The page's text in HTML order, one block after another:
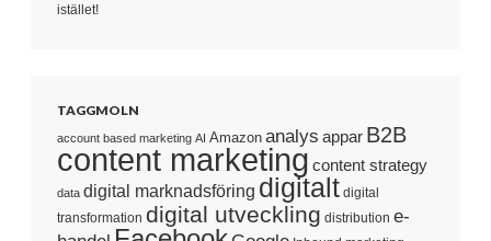
istället!
TAGGMOLN
account based marketing AI Amazon analys appar B2B
content marketing content strategy
data digital marknadsföring digitalt digital
transformation digital utveckling distribution e-